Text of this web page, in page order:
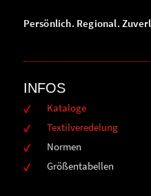
Persönlich. Regional.
INFOS
Kataloge
Textilveredelung
Normen
Größentabellen